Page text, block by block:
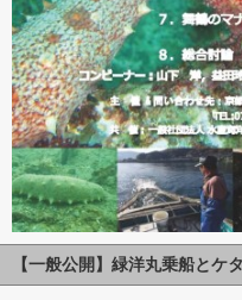
【一般公開】緑洋丸乗船とケ